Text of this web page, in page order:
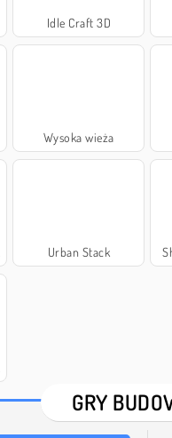
Idle Craft 3D
Wysoka wieża
Urban Stack
GRY